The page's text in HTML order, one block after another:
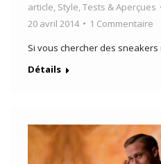
article, Style,Tests & Aperçues
20 avril 2014
1 Commentaire
Si vous chercher des
Détails